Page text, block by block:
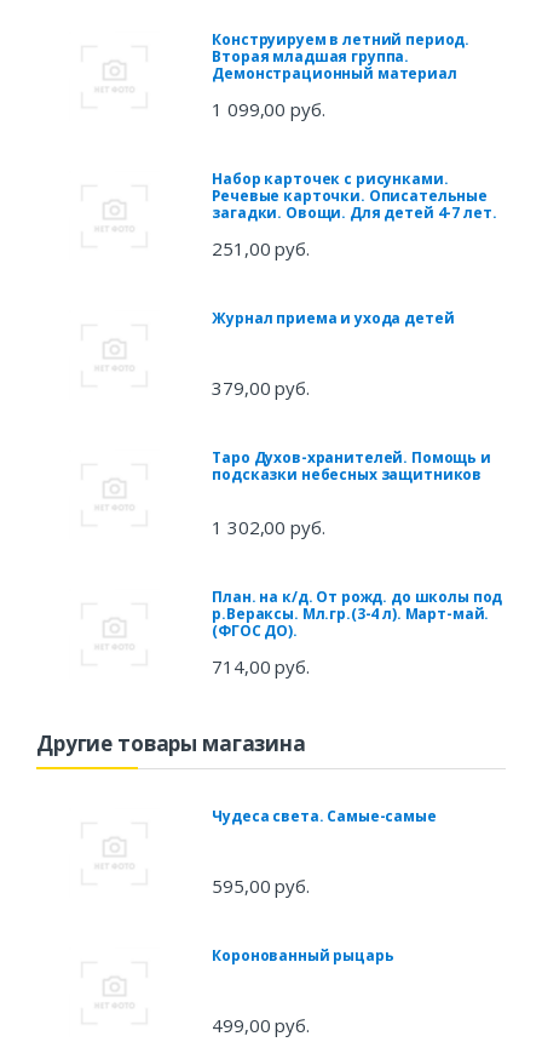
Конструируем в летний период.
Вторая младшая группа.
Демонстрационный материал
1 099,00 руб.
Набор карточек с рисунками.
Речевые карточки. Описательные
загадки. Овощи. Для детей 4-7 лет.
251,00 руб.
Журнал приема и ухода детей
379,00 руб.
Таро Духов-хранителей. Помощь и
подсказки небесных защитников
1 302,00 руб.
План. на к/д. От рожд. до школы под
р.Вераксы. Мл.гр.(3-4 л). Март-май.
(ФГОС ДО).
714,00 руб.
Другие товары магазина
Чудеса света. Самые-самые
595,00 руб.
Коронованный рыцарь
499,00 руб.